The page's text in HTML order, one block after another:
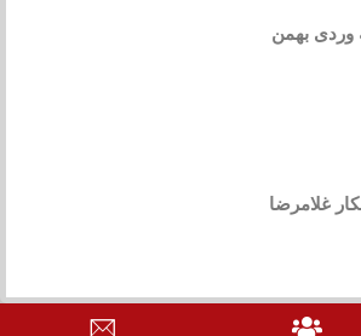
وردی بهمن
غلامرضا